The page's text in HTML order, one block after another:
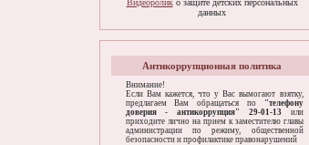
Видеоролико защите детских персональных
данных
Антикоррупционная политика
Внимание!
Если Вам кажется, что у Вас вымогают взятку,
предлагаем Вам обращаться по
"телефону
доверия - антикоррупция" 29-01-13 или
приходите лично на прием к заместителю главы
администрации по режиму, общественной
безопасности и профилактике правонарушений